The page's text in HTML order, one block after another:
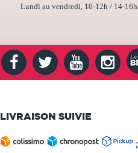
Lundi au vendredi, 10-12h / 14-16h
LIVRAISON SUIVIE